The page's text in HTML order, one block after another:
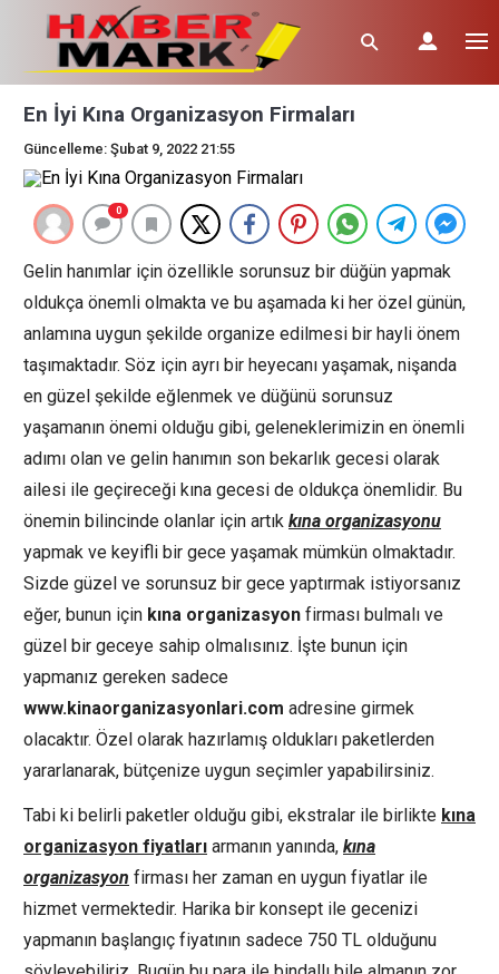
En İyi Kına Organizasyon Firmaları
Güncelleme: Şubat 9, 2022 21:55
0
Gelin hanımlar için özellikle sorunsuz bir düğün yapmak
oldukça önemli olmakta ve bu aşamada ki her özel günün,
anlamına uygun şekilde organize edilmesi bir hayli önem
taşımaktadır. Söz için ayrı bir heyecanı yaşamak, nişanda
en güzel şekilde eğlenmek ve düğünü sorunsuz
yaşamanın önemi olduğu gibi, geleneklerimizin en önemli
adımı olan ve gelin hanımın son bekarlık gecesi olarak
ailesi ile geçireceği kına gecesi de oldukça önemlidir. Bu
önemin bilincinde olanlar için artık kına organizasyonu
yapmak ve keyifli bir gece yaşamak mümkün olmaktadır.
Sizde güzel ve sorunsuz bir gece yaptırmak istiyorsanız
eğer, bunun için kına organizasyon firması bulmalı ve
güzel bir geceye sahip olmalısınız. İşte bunun için
yapmanız gereken sadece
www.kinaorganizasyonlari.com adresine girmek
olacaktır. Özel olarak hazırlamış oldukları paketlerden
yararlanarak, bütçenize uygun seçimler yapabilirsiniz.
Tabi ki belirli paketler olduğu gibi, ekstralar ile birlikte kına
organizasyon fiyatları armanın yanında, kına
organizasyon firması her zaman en uygun fiyatlar ile
hizmet vermektedir. Harika bir konsept ile gecenizi
yapmanın başlangıç fiyatının sadece 750 TL olduğunu